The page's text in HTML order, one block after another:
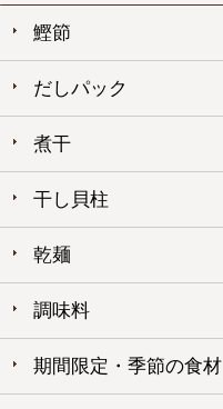
鰹節
だしパック
煮干
干し貝柱
乾麺
調味料
期間限定・季節の食材